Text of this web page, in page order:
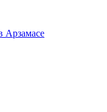
Арзамасе